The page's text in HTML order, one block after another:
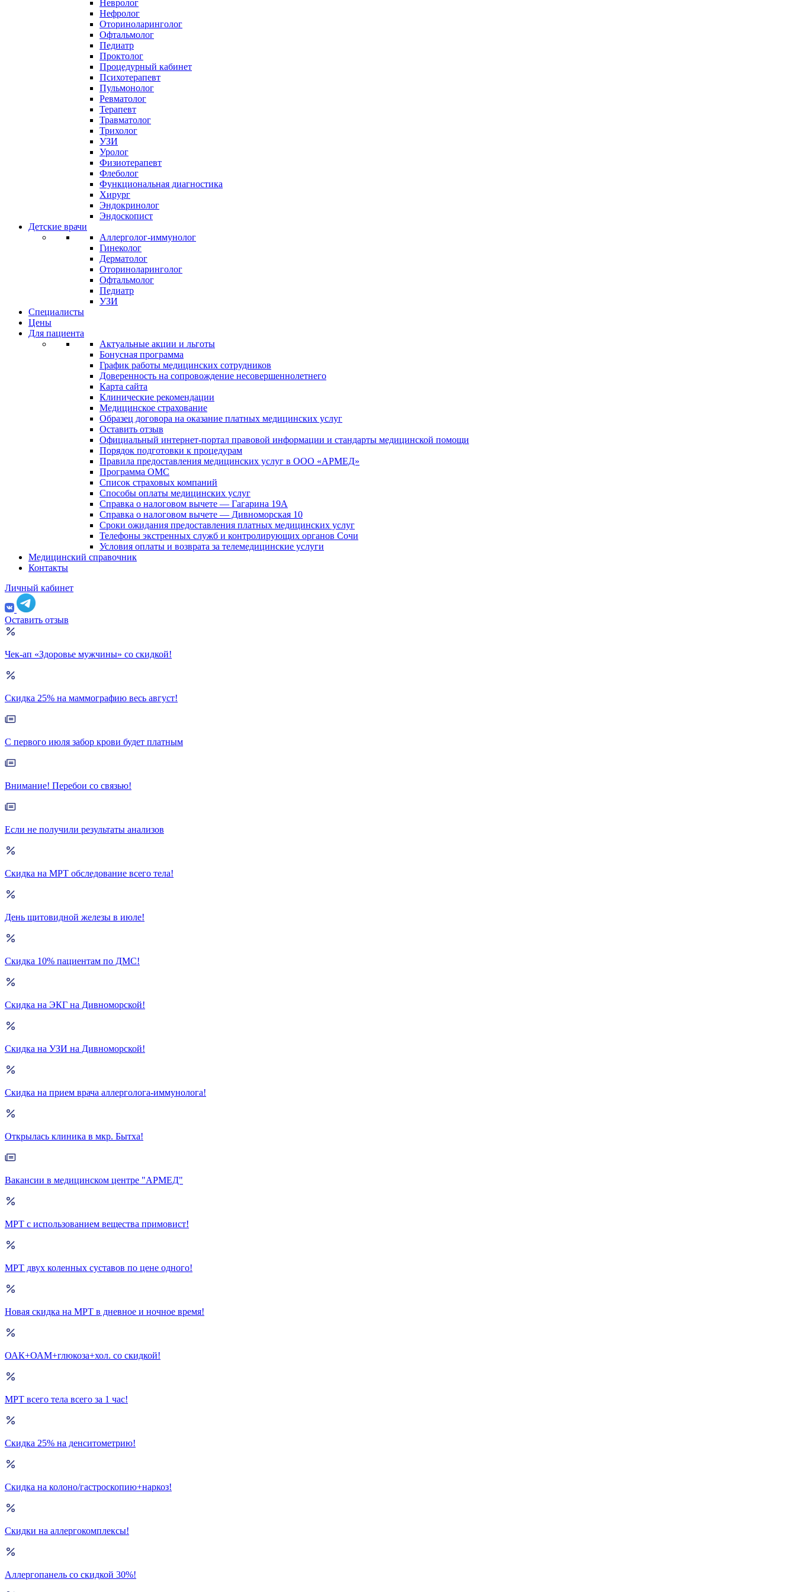
Невролог
Нефролог
Оториноларинголог
Офтальмолог
Педиатр
Проктолог
Процедурный кабинет
Психотерапевт
Пульмонолог
Ревматолог
Терапевт
Травматолог
Трихолог
УЗИ
Уролог
Физиотерапевт
Флеболог
Функциональная диагностика
Хирург
Эндокринолог
Эндоскопист
Детские врачи
Аллерголог-иммунолог
Гинеколог
Дерматолог
Оториноларинголог
Офтальмолог
Педиатр
УЗИ
Специалисты
Цены
Для пациента
Актуальные акции и льготы
Бонусная программа
График работы медицинских сотрудников
Доверенность на сопровождение несовершеннолетнего
Карта сайта
Клинические рекомендации
Медицинское страхование
Образец договора на оказание платных медицинских услуг
Оставить отзыв
Официальный интернет-портал правовой информации и стандарты медицинской помощи
Порядок подготовки к процедурам
Правила предоставления медицинских услуг в ООО «АРМЕД»
Программа ОМС
Список страховых компаний
Способы оплаты медицинских услуг
Справка о налоговом вычете — Гагарина 19А
Справка о налоговом вычете — Дивноморская 10
Сроки ожидания предоставления платных медицинских услуг
Телефоны экстренных служб и контролирующих органов Сочи
Условия оплаты и возврата за телемедицинские услуги
Медицинский справочник
Контакты
Личный кабинет
Оставить отзыв
Чек-ап «Здоровье мужчины» со скидкой!
Скидка 25% на маммографию весь август!
С первого июля забор крови будет платным
Внимание! Перебои со связью!
Если не получили результаты анализов
Скидка на МРТ обследование всего тела!
День щитовидной железы в июле!
Скидка 10% пациентам по ДМС!
Скидка на ЭКГ на Дивноморской!
Скидка на УЗИ на Дивноморской!
Скидка на прием врача аллерголога-иммунолога!
Открылась клиника в мкр. Бытха!
Вакансии в медицинском центре "АРМЕД"
МРТ с использованием вещества примовист!
МРТ двух коленных суставов по цене одного!
Новая скидка на МРТ в дневное и ночное время!
ОАК+ОАМ+глюкоза+хол. со скидкой!
МРТ всего тела всего за 1 час!
Скидка 25% на денситометрию!
Скидка на колоно/гастроскопию+наркоз!
Скидки на аллергокомплексы!
Аллергопанель со скидкой 30%!